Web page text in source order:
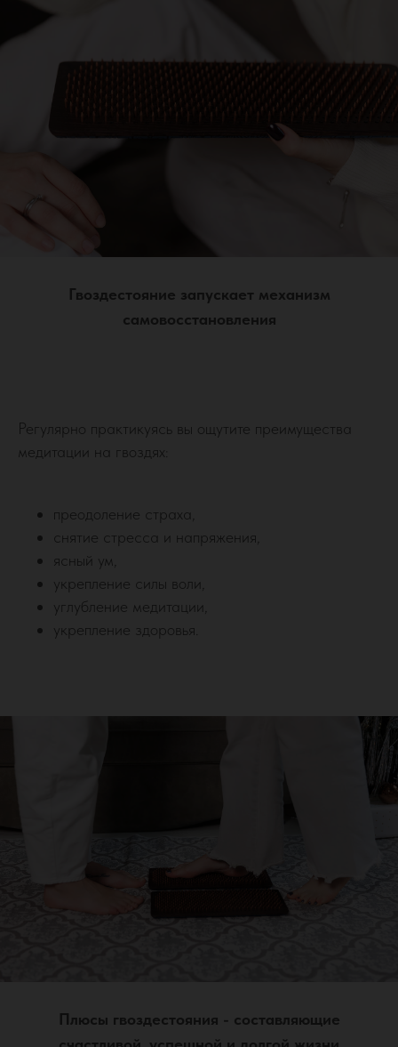
Гвоздестояние запускает механизм
самовосстановления
Регулярно практикуясь вы ощутите преимущества
медитации на гвоздях:
преодоление страха,
снятие стресса и напряжения,
ясный ум,
укрепление силы воли,
углубление медитации,
укрепление здоровья.
Плюсы гвоздестояния - составляющие